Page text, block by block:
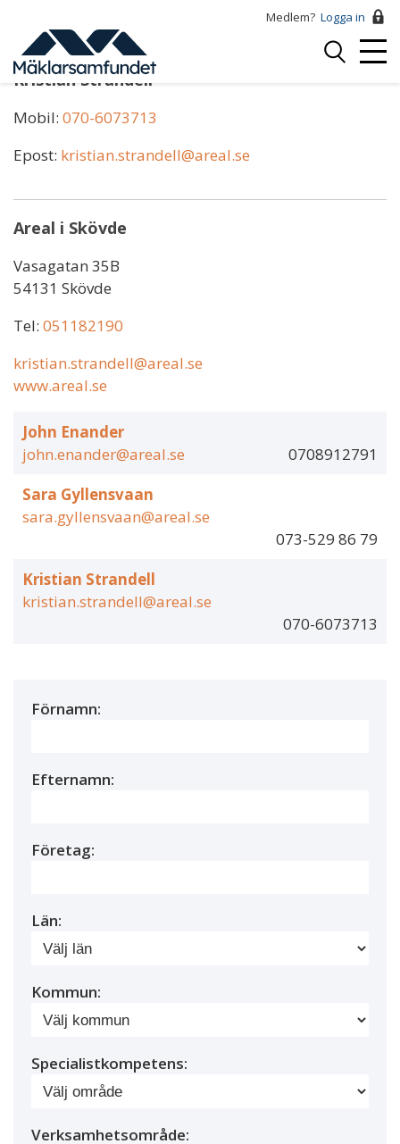
huvudinnehåll
Medlem? Logga in
Logga
Kristian Strandell
Mobil: 070-6073713
Epost: kristian.strandell@areal.se
Areal i Skövde
Vasagatan 35B
54131 Skövde
Tel: 051182190
kristian.strandell@areal.se
www.areal.se
John Enander
john.enander@areal.se
0708912791
Sara Gyllensvaan
sara.gyllensvaan@areal.se
073-529 86 79
Kristian Strandell
kristian.strandell@areal.se
070-6073713
Förnamn:
Efternamn:
Företag:
Län:
Kommun:
Specialistkompetens:
Verksamhetsområde: